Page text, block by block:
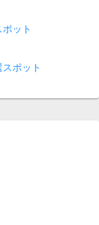
ット
ポット